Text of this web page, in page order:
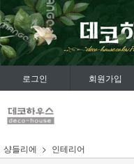
로그인 회원가입
샹들리에 인테리어